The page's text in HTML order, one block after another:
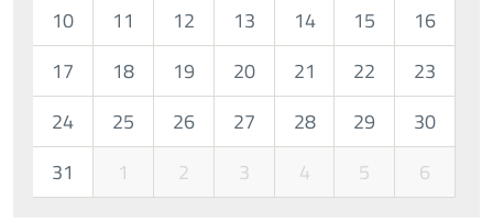
10
11 12 13 14 15
16
17
18 19 20 21 22
23
24
25 26 27 28 29
30
31
1 2 3 4 5 6